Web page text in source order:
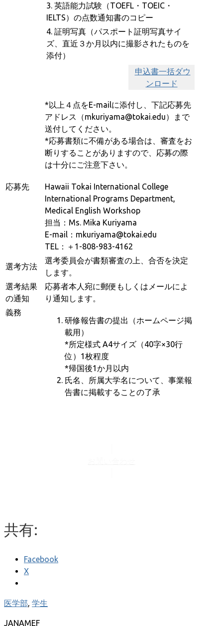
3. 英語能力試験（TOEFL・TOEIC・
IELTS）の点数通知書のコピー
4. 証明写真（パスポート証明写真サイ
ズ、直近３か月以内に撮影されたものを
添付）
申込書一括ダウ
ンロード
*以上４点をE-mailに添付し、下記応募先
アドレス（mkuriyama@tokai.edu）まで
送付してください。
*応募書類に不備がある場合は、審査をお
断りすることがありますので、応募の際
は十分にご注意下さい。
応募先
Hawaii Tokai International College
International Programs Department,
Medical English Workshop
担当：Ms. Mika Kuriyama
E-mail：mkuriyama@tokai.edu
TEL：＋1-808-983-4162
選考方法
選考委員会が書類審査の上、合否を決定
します。
選考結果
の通知
応募者本人宛に郵便もしくはメールによ
り通知します。
義務
研修報告書の提出（ホームページ掲
載用）
*所定様式 A4サイズ（40字×30行
位）1枚程度
*帰国後1か月以内
氏名、所属大学名について、事業報
告書に掲載することの了承
共有:
Facebook
X
医学部 学生
JANAMEF